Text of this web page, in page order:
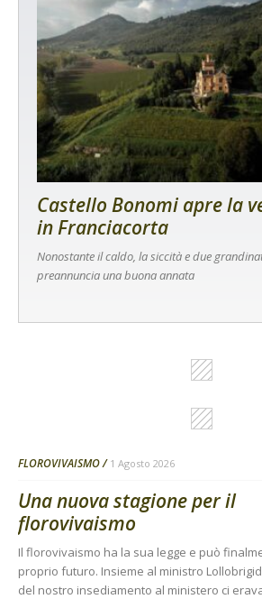
Castello Bonomi apre la
in Franciacorta
Nonostante il caldo, la siccità e due
preannuncia una buona annata
FLOROVIVAISMO 1 Agosto 2026
Una nuova stagione per il
florovivaismo
Il florovivaismo ha la sua legge e può
proprio futuro. Insieme al ministro
del nostro insediamento al ministero ci